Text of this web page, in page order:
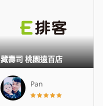
Pan
藏壽司 桃園遠百店